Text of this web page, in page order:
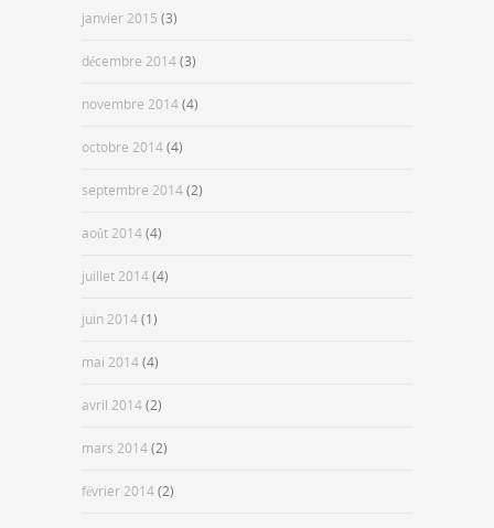
janvier 2015 (3)
décembre 2014(3)
novembre 2014(4)
octobre 2014(4)
septembre 2014(2)
août 2014(4)
juillet 2014(4)
juin 2014(1)
mai 2014(4)
avril 2014(2)
mars 2014(2)
février 2014(2)